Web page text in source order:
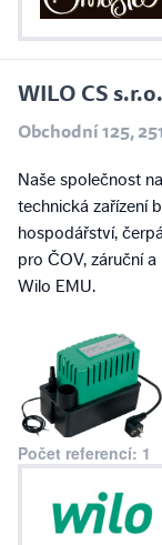
WILO CS s.r.o.
Obchodní 125,
Naše společnost
technická zařízení
hospodářství,
pro ČOV, záruční
Wilo EMU.
Počet referencí: 1